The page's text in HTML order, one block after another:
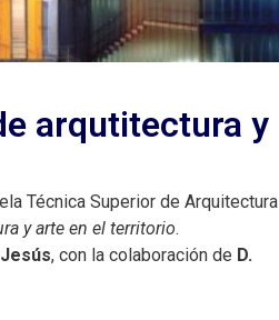
arqutitectura y
Técnica Superior de Arquitectura
y arte en el territorio.
, con la colaboración de D.